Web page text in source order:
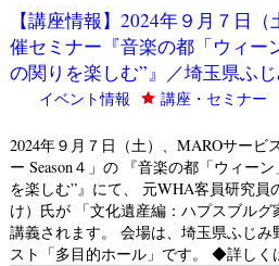
【講座情報】2024年９月７日
催セミナー『音楽の都「ウィー
の関りを楽しむ”』／埼玉県ふ
イベント情報 講座・セミナー
2024年９月７日（土）、MAROサービ
ー Season４」の 『音楽の都「ウィー
を楽しむ”』にて、 元WHA客員研究員
け）氏が 「文化遺産編：ハプスブル
講義されます。 会場は、埼玉県ふじ
スト「多目的ホール」です。 ◆詳しく